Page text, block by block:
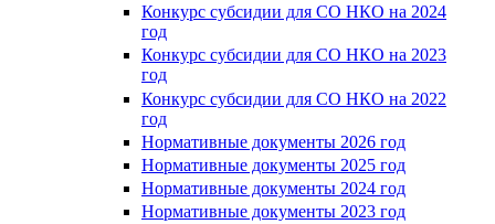
Конкурс субсидии для СО НКО на 2024
год
Конкурс субсидии для СО НКО на 2023
год
Конкурс субсидии для СО НКО на 2022
год
Нормативные документы 2026 год
Нормативные документы 2025 год
Нормативные документы 2024 год
Нормативные документы 2023 год